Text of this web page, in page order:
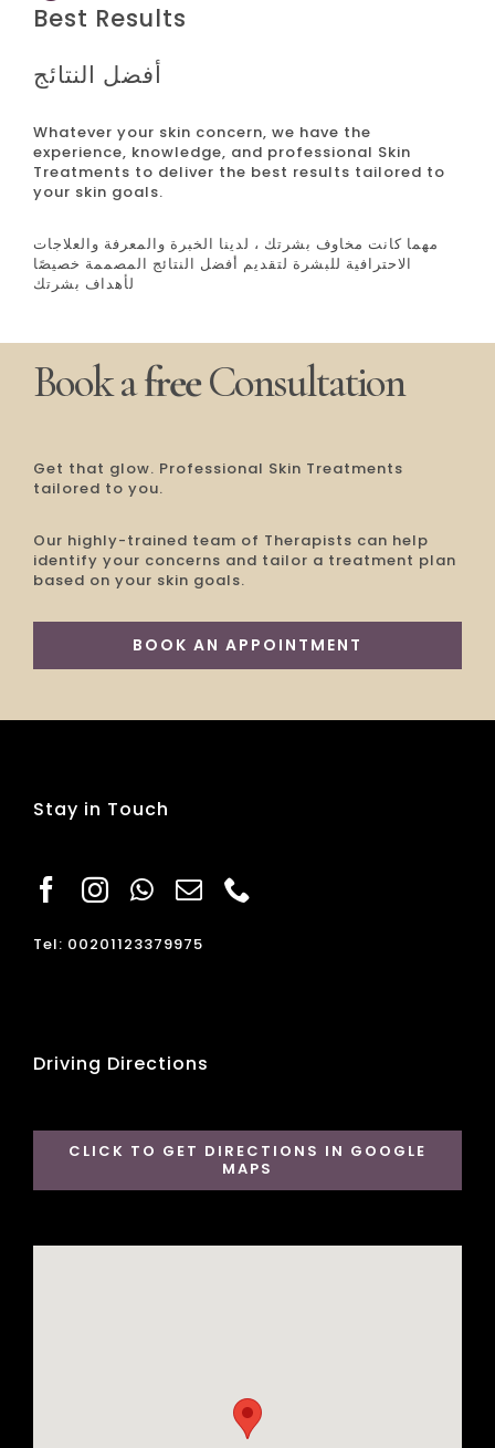
Best Results
أفضل النتائج
Whatever your skin concern, we have the
experience, knowledge, and professional Skin
Treatments to deliver the best results tailored to
your skin goals.
مهما كانت مخاوف بشرتك ، لدينا الخبرة والمعرفة والعلاجات
الاحترافية للبشرة لتقديم أفضل النتائج المصممة خصيصًا
لأهداف بشرتك
Book afreeConsultation
Get that glow. Professional Skin Treatments
tailored to you.
Our highly-trained team of Therapists can help
identify your concerns and tailor a treatment plan
based on your skin goals.
BOOK AN APPOINTMENT
Stay in Touch
Tel: 00201123379975
Driving Directions
CLICK TO GET DIRECTIONS IN GOOGLE
MAPS